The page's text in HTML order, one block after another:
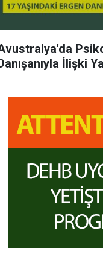
İlişki